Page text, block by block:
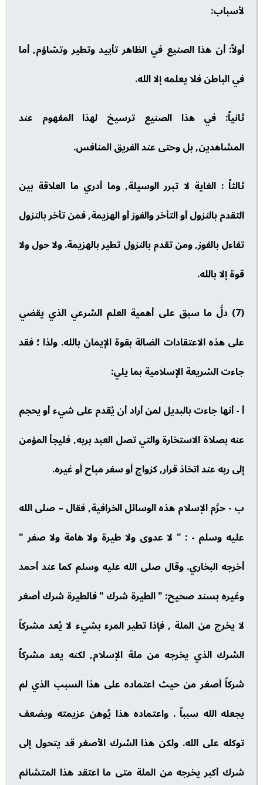
لأسباب:
أولاً: أن هذا الصنيع في الظاهر تأييد وتطير وتشاؤم, أما
في الباطن فلا يعلمه إلا الله.
ثانياً: في هذا الصنيع ترسيخ لهذا المفهوم عند
المشاهدين, بل وحتى عند الفريق المنافس.
ثالثاً : الغاية لا تبرر الوسيلة, وما أدري ما العلاقة بين
التقدم بالنزول أو التأخر والفوز أو الهزيمة, فمن تأخر بالنزول
تفاءل بالفوز, ومن تقدم بالنزول تطير بالهزيمة. ولا حول ولا
قوة إلا بالله.
(7) دلَّ ما سبق على أهمية العلم الشرعي الذي يقضي
على هذه الاعتقادات الضالة بقوة الإيمان بالله. ولذا ؛ فقد
جاءت الشريعة الإسلامية بما يلي:
أ - أنها جاءت بالبديل لمن أراد أن يُقدم على شيء أو يحجم
عنه بصلاة الاستخارة والتي تصل العبد بربه, فليجأ المؤمن
إلى ربه عند اتخاذ قرار, كزواج أو سفر مباح أو غيره.
ب - حرَّم الإسلام هذه الوسائل الخرافية, فقال – صلى الله
عليه وسلم - : " لا عدوى ولا طيرة ولا هامة ولا صفر "
أخرجه البخاري. وقال صلى الله عليه وسلم كما عند أحمد
وغيره بسند صحيح: " الطيرة شرك " فالطيرة شرك أصغر
لا يخرج من الملة , فإذا تطير المرء بشيء لا يُعد مشركاً
الشرك الذي يخرجه من ملة الإسلام, لكنه يعد مشركاً
شركاً أصغر من حيث اعتماده على هذا السبب الذي لم
يجعله الله سبباً . واعتماده هذا يُوهن عزيمته ويضعف
توكله على الله. ولكن هذا الشرك الأصغر قد يتحول إلى
شرك أكبر يخرجه من الملة متى ما اعتقد هذا المتشائم